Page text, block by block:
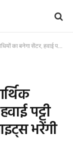
का विस्तार, कॉमर्शियल फ्लाइट्स भरेंगी उड़ान
पट्टी
भरेंगी